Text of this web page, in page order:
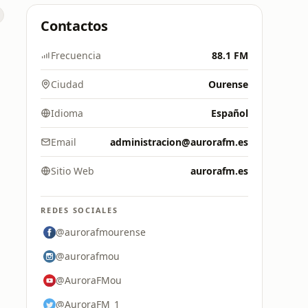
Contactos
Frecuencia 88.1 FM
Ciudad Ourense
Idioma Español
Email administracion@aurorafm.es
Sitio Web aurorafm.es
REDES SOCIALES
@aurorafmourense
@aurorafmou
@AuroraFMou
@AuroraFM_1